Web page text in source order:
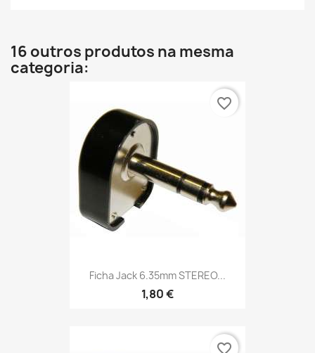
16 outros produtos na mesma
categoria:
Ficha Jack 6.35mm STEREO...
1,80 €
favorite_border
favorite_border